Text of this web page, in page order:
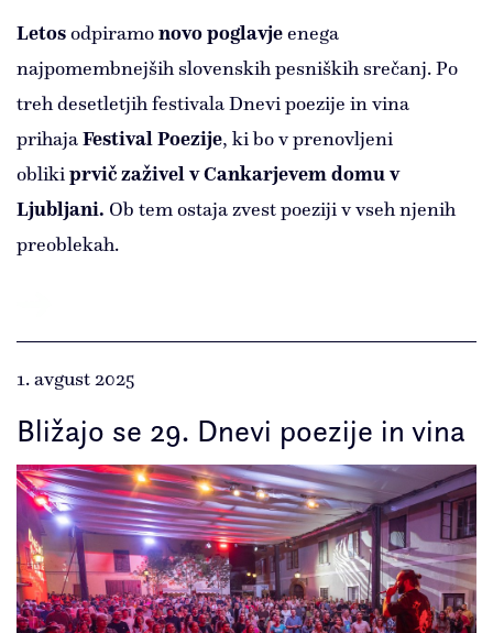
Letosodpiramonovo poglavjeenega
najpomembnejših slovenskih pesniških srečanj. Po
treh desetletjih festivala Dnevi poezije in vina
prihajaFestival Poezije, ki bo v prenovljeni
oblikiprvič zaživel v Cankarjevem domu v
Ljubljani. Ob tem ostaja zvest poeziji v vseh njenih
preoblekah.
1. avgust 2025
Bližajo se 29. Dnevi poezije in vina